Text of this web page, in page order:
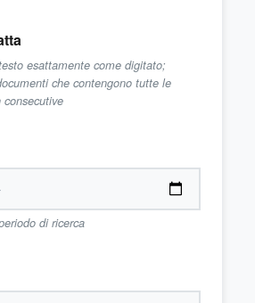
esattamente come digitato;
che contengono tutte le
di ricerca